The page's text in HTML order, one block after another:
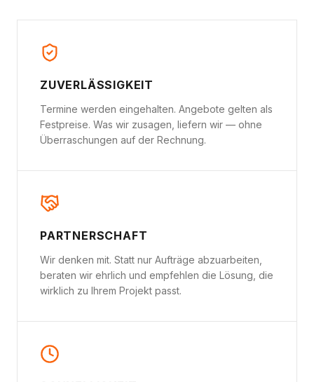
ZUVERLÄSSIGKEIT
Termine werden eingehalten. Angebote gelten als
Festpreise. Was wir zusagen, liefern wir — ohne
Überraschungen auf der Rechnung.
PARTNERSCHAFT
Wir denken mit. Statt nur Aufträge abzuarbeiten,
beraten wir ehrlich und empfehlen die Lösung, die
wirklich zu Ihrem Projekt passt.